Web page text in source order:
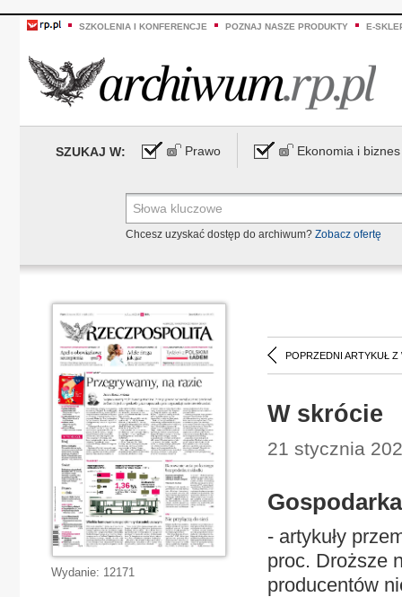
SZKOLENIA I KONFERENCJE POZNAJ NASZE PRODUKTY E-
SZUKAJ W: Prawo Ekonomia i biznes
Chcesz uzyskać dostęp do archiwum? Zobacz ofertę
POPRZEDNI ARTYKUŁ Z
W skrócie
21 stycznia
Gospodarka
- artykuły
proc. Droższe
producentów
Wydanie: 12171